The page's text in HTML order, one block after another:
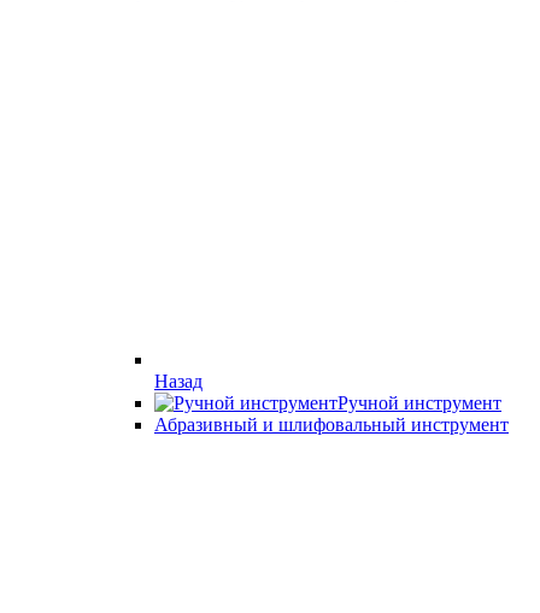
Назад
Ручной инструмент
Абразивный и шлифовальный инструмент